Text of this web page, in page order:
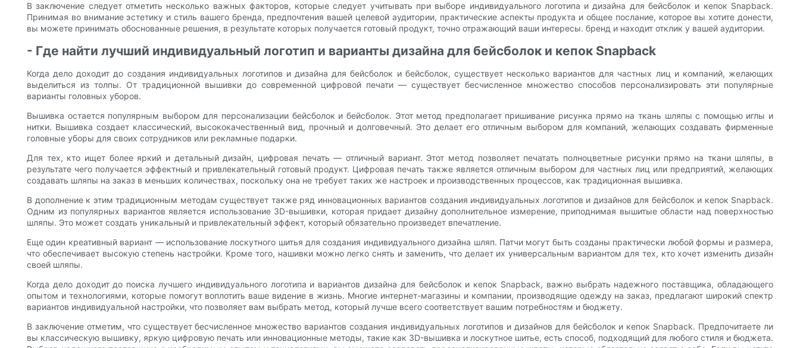
В заключение следует отметить несколько важных факторов, которые следует учитывать при выборе индивидуального логотипа и дизайна для бейсболок и кепок Snapback.
Принимая во внимание эстетику и стиль вашего бренда, предпочтения вашей целевой аудитории, практические аспекты продукта и общее послание, которое вы хотите донести,
вы можете принимать обоснованные решения, в результате которых получается готовый продукт, точно отражающий ваши интересы. бренд и находит отклик у вашей аудитории.
- Где найти лучший индивидуальный логотип и варианты дизайна для бейсболок и кепок Snapback
Когда дело доходит до создания индивидуальных логотипов и дизайна для бейсболок и бейсболок, существует несколько вариантов для частных лиц и компаний, желающих
выделиться из толпы. От традиционной вышивки до современной цифровой печати — существует бесчисленное множество способов персонализировать эти популярные
варианты головных уборов.
Вышивка остается популярным выбором для персонализации бейсболок и бейсболок. Этот метод предполагает пришивание рисунка прямо на ткань шляпы с помощью иглы и
нитки. Вышивка создает классический, высококачественный вид, прочный и долговечный. Это делает его отличным выбором для компаний, желающих создавать фирменные
головные уборы для своих сотрудников или рекламные подарки.
Для тех, кто ищет более яркий и детальный дизайн, цифровая печать — отличный вариант. Этот метод позволяет печатать полноцветные рисунки прямо на ткани шляпы, в
результате чего получается эффектный и привлекательный готовый продукт. Цифровая печать также является отличным выбором для частных лиц или предприятий, желающих
создавать шляпы на заказ в меньших количествах, поскольку она не требует таких же настроек и производственных процессов, как традиционная вышивка.
В дополнение к этим традиционным методам существует также ряд инновационных вариантов создания индивидуальных логотипов и дизайнов для бейсболок и кепок Snapback.
Одним из популярных вариантов является использование 3D-вышивки, которая придает дизайну дополнительное измерение, приподнимая вышитые области над поверхностью
шляпы. Это может создать уникальный и привлекательный эффект, который обязательно произведет впечатление.
Еще один креативный вариант — использование лоскутного шитья для создания индивидуального дизайна шляп. Патчи могут быть созданы практически любой формы и размера,
что обеспечивает высокую степень настройки. Кроме того, нашивки можно легко снять и заменить, что делает их универсальным вариантом для тех, кто хочет изменить дизайн
своей шляпы.
Когда дело доходит до поиска лучшего индивидуального логотипа и вариантов дизайна для бейсболок и кепок Snapback, важно выбрать надежного поставщика, обладающего
опытом и технологиями, которые помогут воплотить ваше видение в жизнь. Многие интернет-магазины и компании, производящие одежду на заказ, предлагают широкий спектр
вариантов индивидуальной настройки, что позволяет вам выбрать метод, который лучше всего соответствует вашим потребностям и бюджету.
В заключение отметим, что существует бесчисленное множество вариантов создания индивидуальных логотипов и дизайнов для бейсболок и кепок Snapback. Предпочитаете ли
вы классическую вышивку, яркую цифровую печать или инновационные методы, такие как 3D-вышивка и лоскутное шитье, есть способ, подходящий для любого стиля и бюджета.